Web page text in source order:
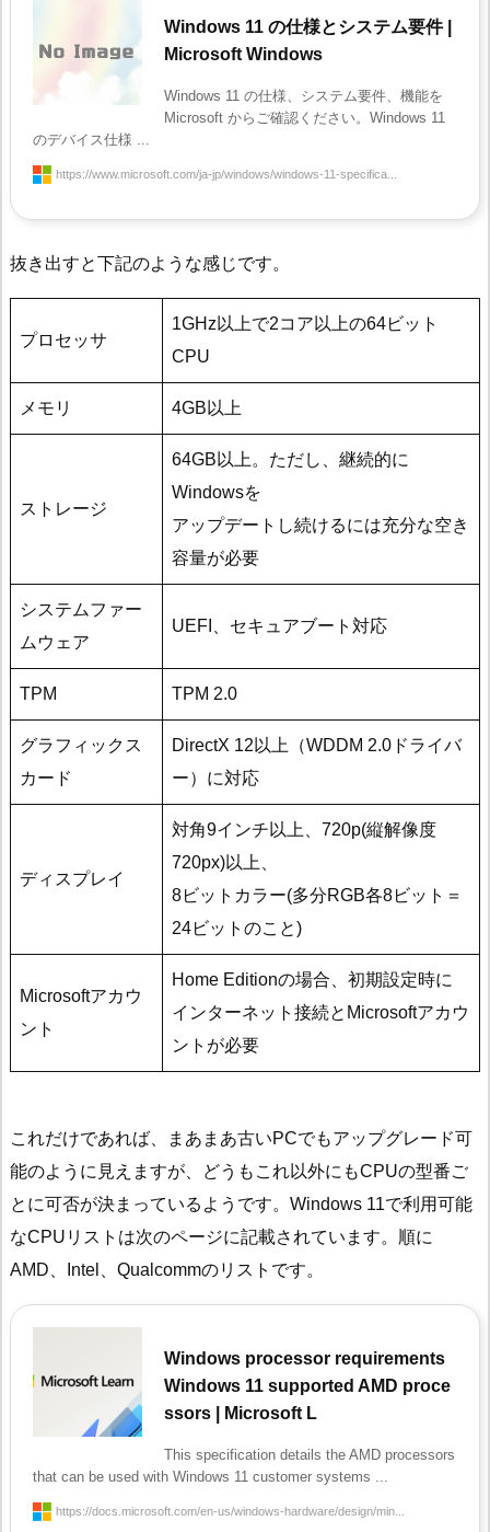
Windows 11 の仕様とシステム要件 |
Microsoft Windows
Windows 11 の仕様、システム要件、機能を
Microsoft からご確認ください。Windows 11
のデバイス仕様 ...
https://www.microsoft.com/ja-jp/windows/windows-11-specifica...
抜き出すと下記のような感じです。
プロセッサ
1GHz以上で2コア以上の64ビット
CPU
メモリ 4GB以上
ストレージ
64GB以上。ただし、継続的に
Windowsを
アップデートし続けるには充分な空き
容量が必要
システムファー
ムウェア
UEFI、セキュアブート対応
TPM TPM 2.0
グラフィックス
カード
DirectX 12以上（WDDM 2.0ドライバ
ー）に対応
ディスプレイ
対角9インチ以上、720p(縦解像度
720px)以上、
8ビットカラー(多分RGB各8ビット＝
24ビットのこと)
Microsoftアカウ
ント
Home Editionの場合、初期設定時に
インターネット接続とMicrosoftアカウ
ントが必要
これだけであれば、まあまあ古いPCでもアップグレード可
能のように見えますが、どうもこれ以外にもCPUの型番ご
とに可否が決まっているようです。Windows 11で利用可能
なCPUリストは次のページに記載されています。順に
AMD、Intel、Qualcommのリストです。
Windows processor requirements
Windows 11 supported AMD proce
ssors | Microsoft L
This specification details the AMD processors
that can be used with Windows 11 customer systems ...
https://docs.microsoft.com/en-us/windows-hardware/design/min...